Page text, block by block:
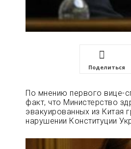
Поделиться
По мнению первого вице-
факт, что Министерство
эвакуированных из Китая
нарушении Конституции